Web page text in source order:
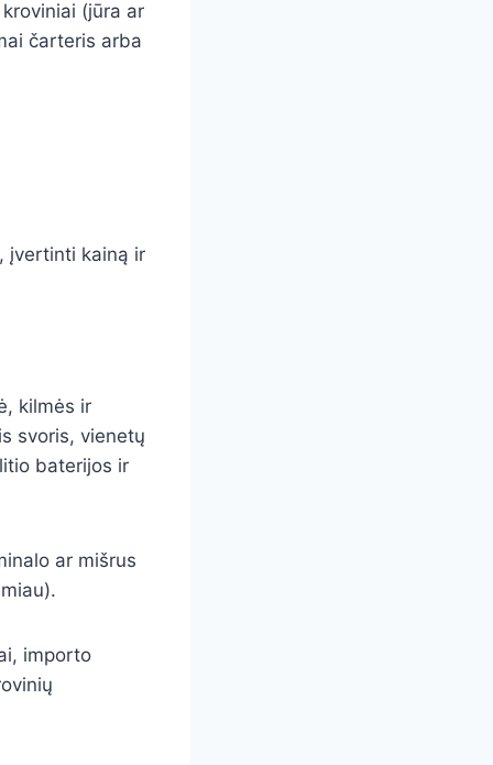
(jūra ar
čarteris arba
įvertinti kainą ir
kilmės ir
svoris, vienetų
baterijos ir
ar mišrus
importo